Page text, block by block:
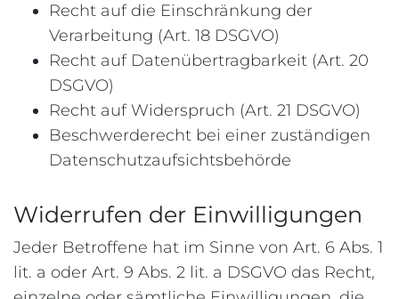
Recht auf die Einschränkung der
Verarbeitung (Art. 18 DSGVO)
Recht auf Datenübertragbarkeit (Art. 20
DSGVO)
Recht auf Widerspruch (Art. 21 DSGVO)
Beschwerderecht bei einer zuständigen
Datenschutzaufsichtsbehörde
Widerrufen der Einwilligungen
Jeder Betroffene hat im Sinne von Art. 6 Abs. 1
lit. a oder Art. 9 Abs. 2 lit. a DSGVO das Recht,